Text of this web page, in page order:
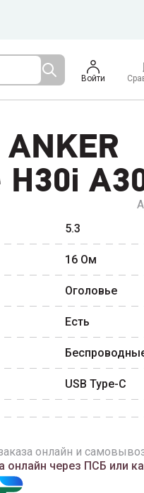
Войти
5.3
16 Ом
Оголовье
Есть
USB Type-C
онлайн и
онлайн через ПСБ или